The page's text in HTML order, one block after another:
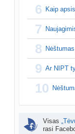
vaiko drabuziai
sukurta danguolyte
Privatumo
sukurtaSpindulėlė1
Kaip
6 Kaip
7
8
9 Ar NIPT
10
Visas
rasi